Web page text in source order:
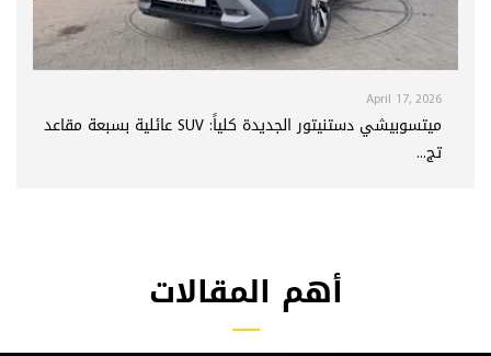
April 17, 2026
ميتسوبيشي دستنيتور الجديدة كلياً: SUV عائلية بسبعة مقاعد
تج...
أهم المقالات